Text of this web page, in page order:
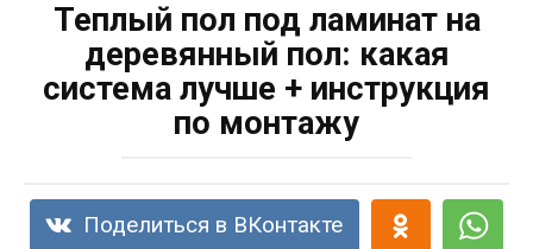
Теплый пол под ламинат на
деревянный пол: какая
система лучше + инструкция
по монтажу
Поделиться в ВКонтакте